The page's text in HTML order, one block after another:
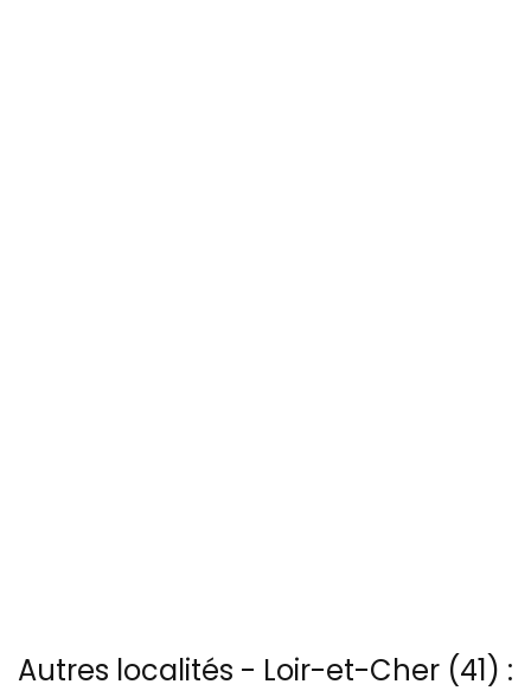
Autres localités - Loir-et-Cher (41) :